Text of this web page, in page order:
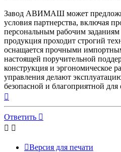
Завод АВИМАШ может
условия партнерства, включая
персональным рабочим
продукция проходит строгий
оснащается прочными
настоящей поручительной
конструкция и эргономическое
управления делают
безопасной и благоприятной для
началу
Ответить
Версия для печати